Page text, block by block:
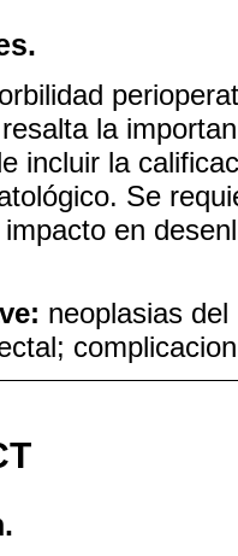
la
incluir la
Se
en
neoplasias